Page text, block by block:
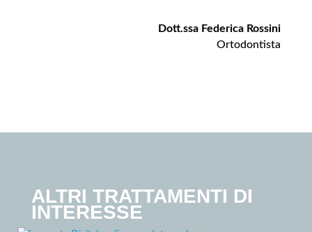
Dott.ssa Federica Rossini
Ortodontista
ALTRI TRATTAMENTI DI
INTERESSE